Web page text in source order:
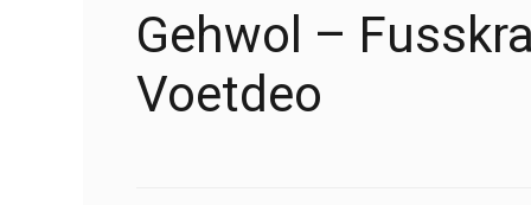
Gehwol –
Voetdeo